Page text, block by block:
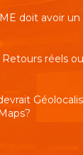
doit avoir un
réels ou